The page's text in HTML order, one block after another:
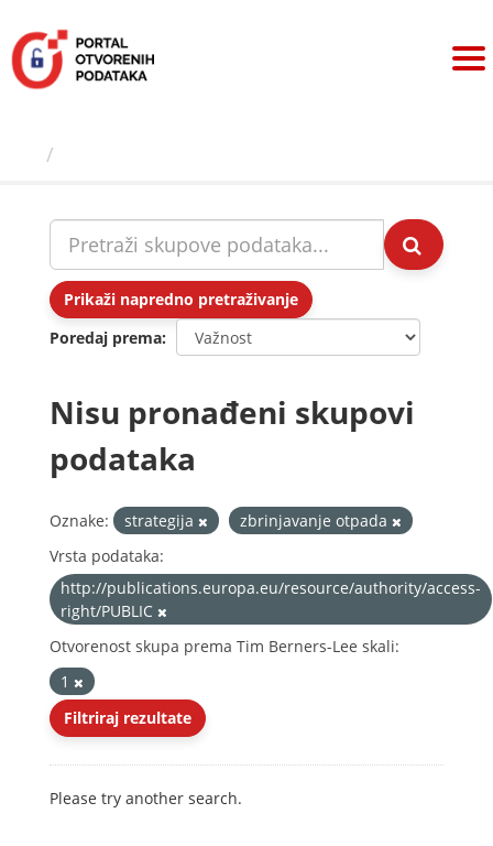
sadržaj
Prikaži napredno pretraživanje
Poredaj prema
Nisu pronađeni skupovi
podataka
Oznake: strategija
zbrinjavanje otpada
Vrsta podataka:
http://publications.europa.eu/resource/authority/access-
right/PUBLIC
Otvorenost skupa prema Tim Berners-Lee skali:
1
Filtriraj rezultate
Please try another search.